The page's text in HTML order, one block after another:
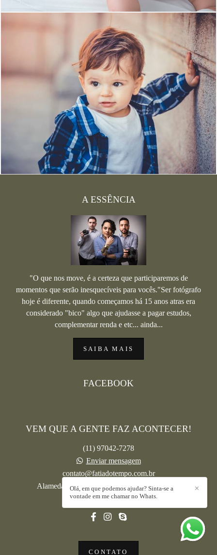
A ESSÊNCIA
"O que nos move, é a certeza que participaremos de
momentos que serão inesquecíveis para vocês."Ser fotógrafo
hoje é diferente, quando começamos há 15 anos atras era
considerado "bico" algo que ajudasse a pagar estudos,
complementar renda e etc... ainda...
SAIBA MAIS
FACEBOOK
VEM QUE A GENTE FAZ ACONTECER!
(11) 97042-7278
Enviar mensagem
contato@fatiadotempo.com.br
Alameda Cassaquera, 883, Sala 02 - Barcelona
São Caetano do Sul / SP
CONTATO
✕
Olá, em que podemos ajudar? Sinta-se a
vontade em me chamar no Whats.